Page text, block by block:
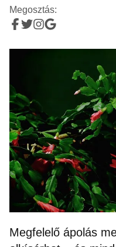
Megosztás:
Megfelelő ápolás